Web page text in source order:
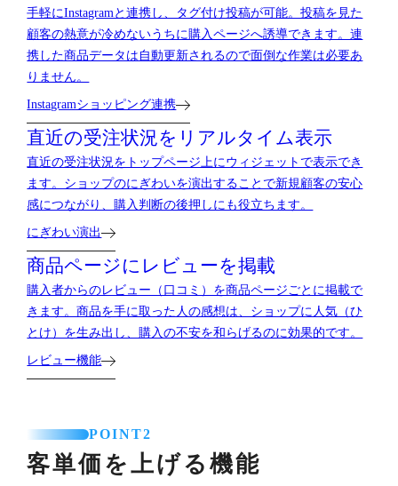
手軽にInstagramと連携し、タグ付け投稿が可能。投稿を見た
顧客の熱意が冷めないうちに購入ページへ誘導できます。連
携した商品データは自動更新されるので面倒な作業は必要あ
りません。
Instagramショッピング連携
直近の受注状況をリアルタイム表示
直近の受注状況をトップページ上にウィジェットで表示でき
ます。ショップのにぎわいを演出することで新規顧客の安心
感につながり、購入判断の後押しにも役立ちます。
にぎわい演出
商品ページにレビューを掲載
購入者からのレビュー（口コミ）を商品ページごとに掲載で
きます。商品を手に取った人の感想は、ショップに人気（ひ
とけ）を生み出し、購入の不安を和らげるのに効果的です。
レビュー機能
POINT2
客単価を上げる機能